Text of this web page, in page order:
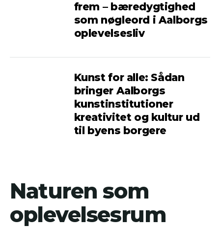
frem – bæredygtighed
som nøgleord i Aalborgs
oplevelsesliv
Kunst for alle: Sådan
bringer Aalborgs
kunstinstitutioner
kreativitet og kultur ud
til byens borgere
Naturen som
oplevelsesrum